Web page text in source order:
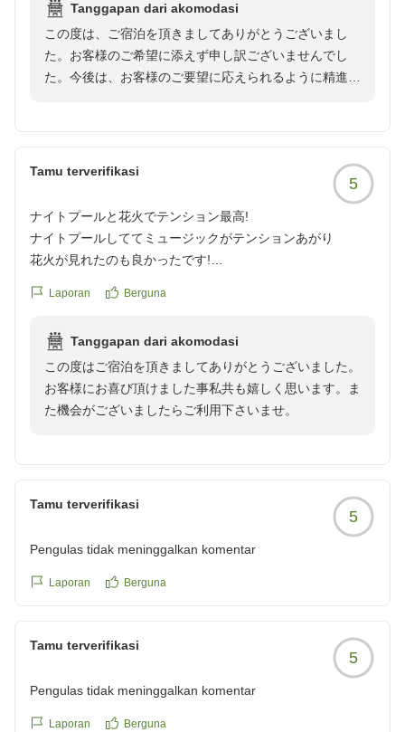
クチコミの詳細はこちらから
https://review.travel.rakuten.co.jp/hotel/voice/4793?
reviewId=33123478331170
Tanggapan dari akomodasi
この度は、ご宿泊を頂きましてありがとうございまし
た。お客様のご希望に添えず申し訳ございませんでし
た。今後は、お客様のご要望に応えられるように精進し
Tamu terverifikasi
5
ナイトプールと花火でテンション最高!
ナイトプールしててミュージックがテンションあがり
花火が見れたのも良かったです!
クチコミの詳細はこちらから
reviewId=33123478276669
Laporan Berguna
Tanggapan dari akomodasi
この度はご宿泊を頂きましてありがとうございました。
お客様にお喜び頂けました事私共も嬉しく思います。ま
た機会がございましたらご利用下さいませ。
Tamu terverifikasi
5
Pengulas tidak meninggalkan komentar
Laporan Berguna
Tamu terverifikasi
5
Pengulas tidak meninggalkan komentar
Laporan Berguna